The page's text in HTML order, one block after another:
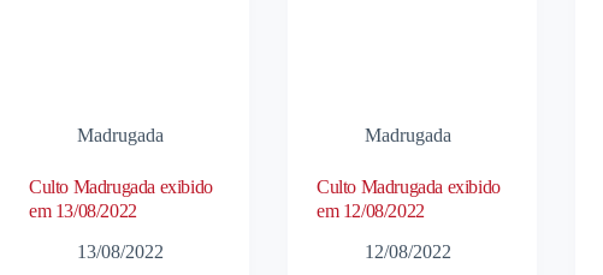
Madrugada
Culto Madrugada exibido
em 13/08/2022
13/08/2022
Madrugada
Culto Madrugada exibido
em 12/08/2022
12/08/2022